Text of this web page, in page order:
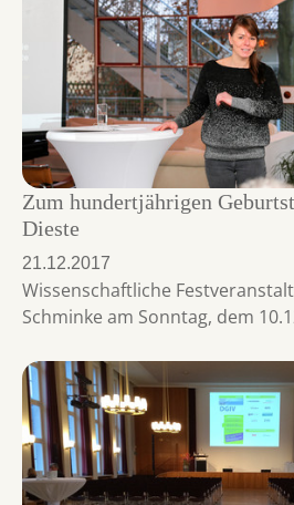
Zum hundertjährigen
Dieste
21.12.2017
Wissenschaftliche
Schminke am Sonntag, dem